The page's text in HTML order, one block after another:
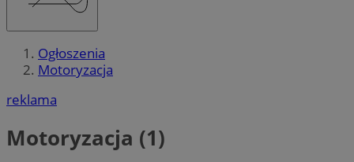
Ogłoszenia
Motoryzacja
reklama
Motoryzacja (1)